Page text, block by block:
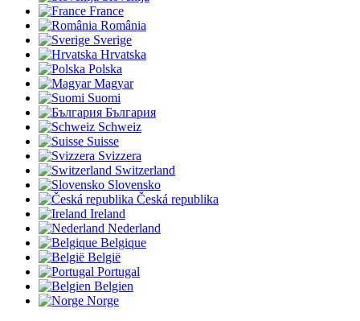
France
România
Sverige
Hrvatska
Polska
Magyar
Suomi
България
Schweiz
Suisse
Svizzera
Switzerland
Slovensko
Česká republika
Ireland
Nederland
Belgique
België
Portugal
Belgien
Norge